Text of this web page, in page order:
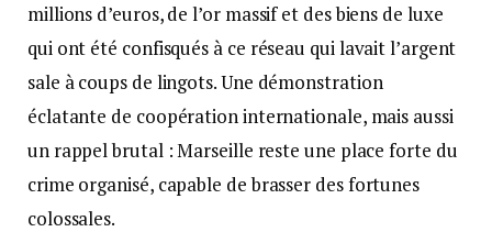
millions d’euros, de l’or massif et des biens de luxe
qui ont été confisqués à ce réseau qui lavait l’argent
sale à coups de lingots. Une démonstration
éclatante de coopération internationale, mais aussi
un rappel brutal : Marseille reste une place forte du
crime organisé, capable de brasser des fortunes
colossales.